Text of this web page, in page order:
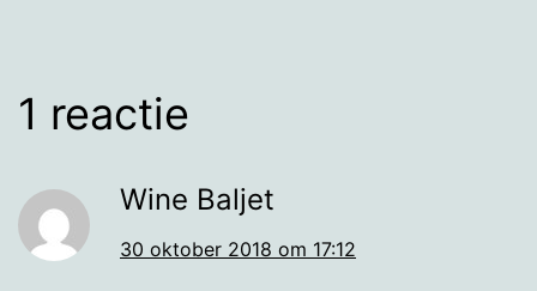
1 reactie
Wine Baljet
30 oktober 2018 om 17:12